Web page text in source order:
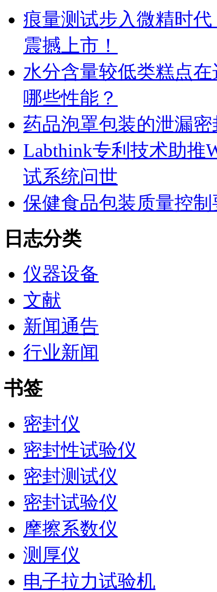
痕量测试步入微精时
震撼上市！
水分含量较低类糕点
哪些性能？
药品泡罩包装的泄漏
Labthink专利技术助推
试系统问世
保健食品包装质量控
日志分类
仪器设备
文献
新闻通告
行业新闻
书签
密封仪
密封性试验仪
密封测试仪
密封试验仪
摩擦系数仪
测厚仪
电子拉力试验机